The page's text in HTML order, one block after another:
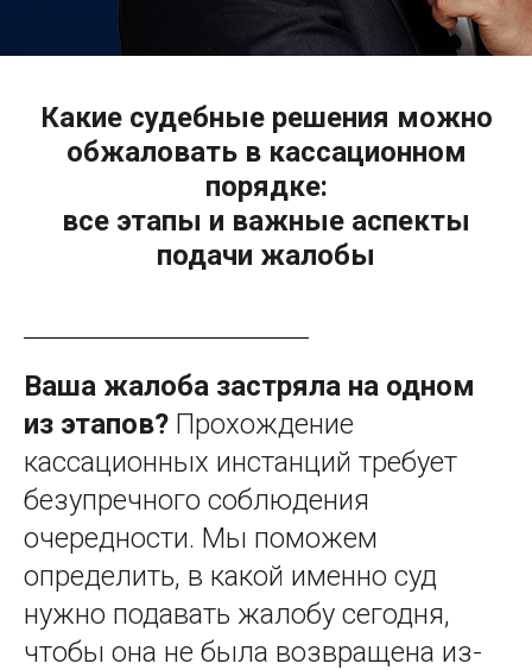
Какие судебные решения можно
обжаловать в кассационном
порядке:
все этапы и важные аспекты
подачи жалобы
Ваша жалоба застряла на одном
из этапов? Прохождение
кассационных инстанций требует
безупречного соблюдения
очередности. Мы поможем
определить, в какой именно суд
нужно подавать жалобу сегодня,
чтобы она не была возвращена из-